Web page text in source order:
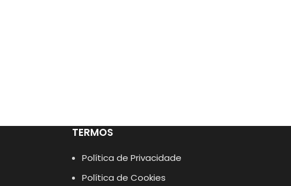
TERMOS
Política de Privacidade
Política de Cookies